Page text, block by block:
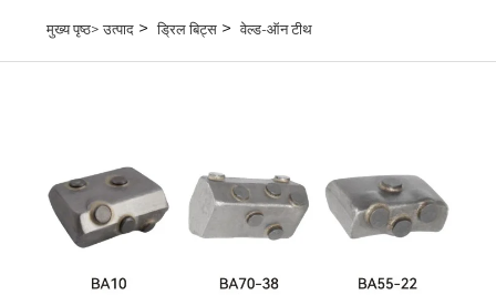
मुख्य पृष्ठ> उत्पाद>ड्रिल बिट्स>वेल्ड-ऑन टीथ